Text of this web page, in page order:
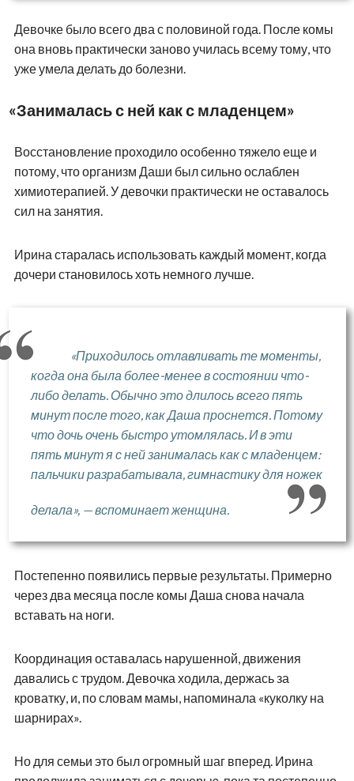
Девочке было всего два с половиной года. После комы
она вновь практически заново училась всему тому, что
уже умела делать до болезни.
«Занималась с ней как с младенцем»
Восстановление проходило особенно тяжело еще и
потому, что организм Даши был сильно ослаблен
химиотерапией. У девочки практически не оставалось
сил на занятия.
Ирина старалась использовать каждый момент, когда
дочери становилось хоть немного лучше.
«Приходилось отлавливать те моменты,
когда она была более-менее в состоянии что-
либо делать. Обычно это длилось всего пять
минут после того, как Даша проснется. Потому
что дочь очень быстро утомлялась. И в эти
пять минут я с ней занималась как с младенцем:
пальчики разрабатывала, гимнастику для ножек
делала», — вспоминает женщина.
Постепенно появились первые результаты. Примерно
через два месяца после комы Даша снова начала
вставать на ноги.
Координация оставалась нарушенной, движения
давались с трудом. Девочка ходила, держась за
кроватку, и, по словам мамы, напоминала «куколку на
шарнирах».
Но для семьи это был огромный шаг вперед. Ирина